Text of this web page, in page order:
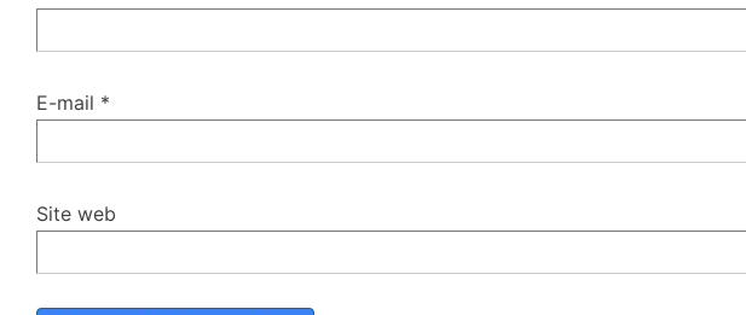
E-mail *
Site web